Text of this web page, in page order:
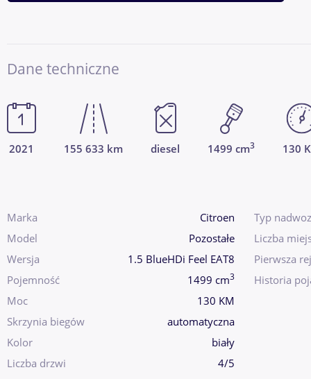
Dane techniczne
2021 155 633 km diesel 1499 cm3 130
Marka
Citroen
Model
Pozostałe
Wersja
1.5 BlueHDi Feel EAT8
Pojemność
1499 cm3
Moc
130 KM
Skrzynia biegów
automatyczna
Kolor
biały
Liczba drzwi
4/5
Typ
Liczba
Pierwsza
Historia